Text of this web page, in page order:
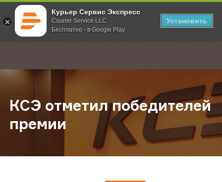
Курьер Сервис Экспресс
Courier Service LLC
Бесплатно - в Google Play
Установить
; Главная О компании Новости КСЭ отметил победителей
КСЭ отметил победителей
премии